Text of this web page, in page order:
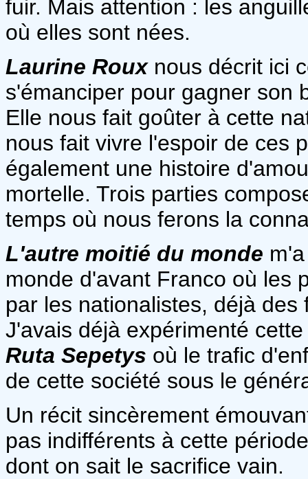
fuir. Mais attention : les
où elles sont nées.
Laurine Rouxnous décrit ici
s'émanciper pour gagner son
Elle nous fait goûter à cette
nous fait vivre l'espoir de ces
également une histoire
mortelle. Trois parties
temps où nous ferons la
L'autre moitié du monde
monde d'avant Franco où les
par les nationalistes, déjà
J'avais déjà expérimenté
Ruta Sepetys où le trafic
de cette société sous le
Un récit sincèrement
pas indifférents à cette
dont on sait le sacrifice vain.